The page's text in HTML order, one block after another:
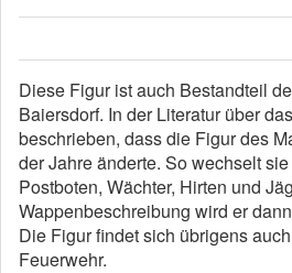
Diese Figur ist auch Bestandteil
Baiersdorf. In der Literatur über
beschrieben, dass die Figur des
der Jahre änderte. So wechselt
Postboten, Wächter, Hirten und
Wappenbeschreibung wird er
Die Figur findet sich übrigens
Feuerwehr.